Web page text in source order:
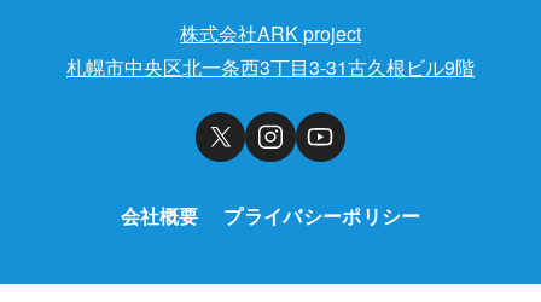
株式会社ARK project
札幌市中央区北一条西3丁目3-31古久根ビル9階
会社概要 プライバシーポリシー